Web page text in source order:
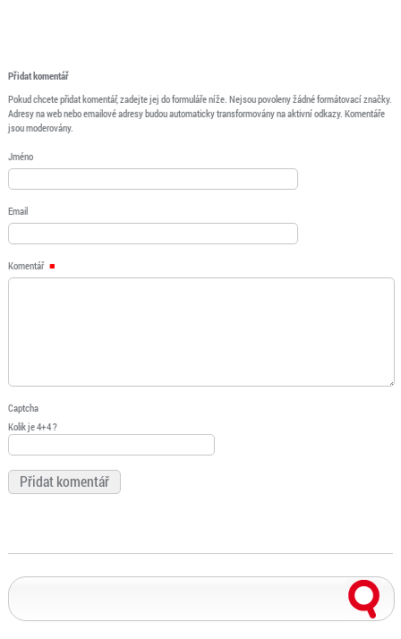
Přidat komentář
Pokud chcete přidat komentář, zadejte jej do formuláře níže. Nejsou povoleny žádné formátovací značky.
Adresy na web nebo emailové adresy budou automaticky transformovány na aktivní odkazy. Komentáře
jsou moderovány.
Jméno
Email
Komentář
Captcha
Kolik je 4+4 ?